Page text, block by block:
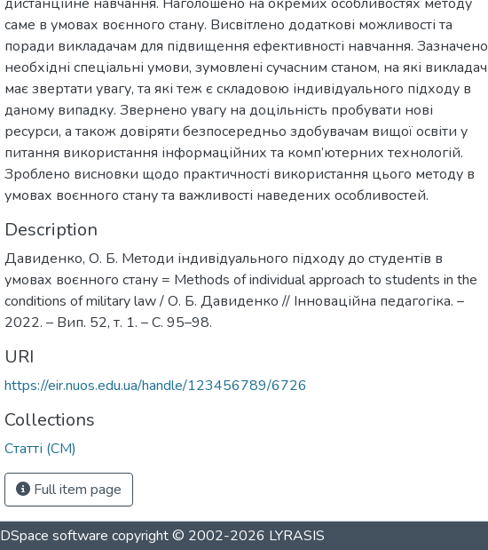
саме в умовах воєнного стану. Висвітлено додаткові можливості та
поради викладачам для підвищення ефективності навчання. Зазначено
необхідні спеціальні умови, зумовлені сучасним станом, на які викладач
має звертати увагу, та які теж є складовою індивідуального підходу в
даному випадку. Звернено увагу на доцільність пробувати нові
ресурси, а також довіряти безпосередньо здобувачам вищої освіти у
питання використання інформаційних та комп’ютерних технологій.
Зроблено висновки щодо практичності використання цього методу в
умовах воєнного стану та важливості наведених особливостей.
Description
Давиденко, О. Б. Методи індивідуального підходу до студентів в
умовах воєнного стану = Methods of individual approach to students in the
conditions of military law / О. Б. Давиденко // Інноваційна педагогіка. –
2022. – Вип. 52, т. 1. – С. 95–98.
URI
https://eir.nuos.edu.ua/handle/123456789/6726
Collections
Статті (СМ)
Full item page
DSpace software copyright © 2002-2026 LYRASIS